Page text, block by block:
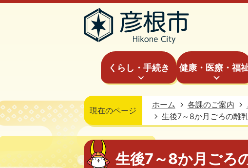
くらし・手続き 健康・医療・福
現在のページ
ホーム 各課のご案内
生後7～8か月ごろの離
生後7～8か月ごろ